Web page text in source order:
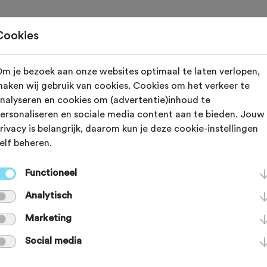
verkopen, verbouwen en
dat je gesoigneerd op de
bikefit en dat je nooit alleen
je dat niet wil. Elke sportieve fiets
je bezoek aan onze websites optimaal te laten verlopen,
wij gebruik van cookies. Cookies om het verkeer te
en cookies om (advertentie)inhoud te
en sociale media content aan te bieden. Jouw
is belangrijk, daarom kun je deze cookie-instellingen
beheren.
Functioneel
Analytisch
Marketing
Social media